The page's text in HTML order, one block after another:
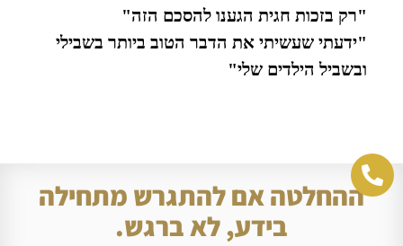
"רק בזכות חגית הגענו להסכם הזה"
"ידעתי שעשיתי את הדבר הטוב ביותר בשבילי
ובשביל הילדים שלי"
ההחלטה אם להתגרש מתחילה
בידע, לא ברגש.